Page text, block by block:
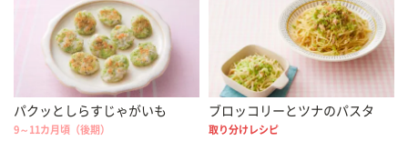
パクッとしらすじゃがいも
9～11カ月頃（後期）
ブロッコリーとツナのパスタ
取り分けレシピ